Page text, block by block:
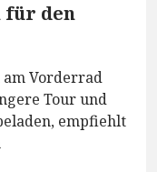
für den
am Vorderrad
Tour und
empfiehlt